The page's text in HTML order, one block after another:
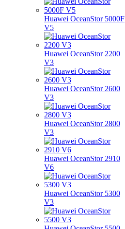
Huawei OceanStor 5000F
V5
Huawei OceanStor 2200
V3
Huawei OceanStor 2600
V3
Huawei OceanStor 2800
V3
Huawei OceanStor 2910
V6
Huawei OceanStor 5300
V3